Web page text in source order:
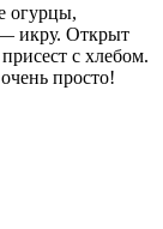
огурцы,
— икру. Открыт
с хлебом.
просто!